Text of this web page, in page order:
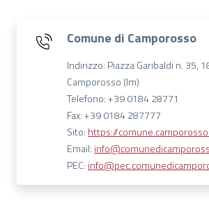
Comune di Camporosso
Indirizzo: Piazza Garibaldi n. 35,
Camporosso (Im)
Telefono: +39 0184 28771
Fax: +39 0184 287777
Sito: https://
Email:
PEC: